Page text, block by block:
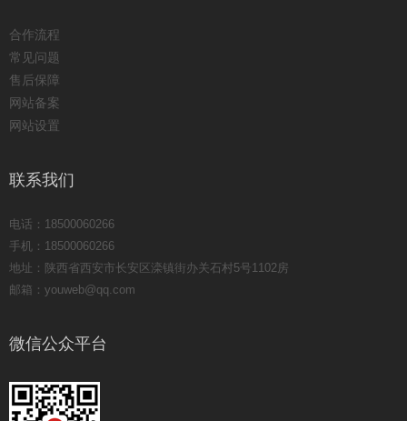
合作流程
常见问题
售后保障
网站备案
网站设置
联系我们
电话：18500060266
手机：18500060266
地址：陕西省西安市长安区滦镇街办关石村5号1102房
邮箱：youweb@qq.com
微信公众平台